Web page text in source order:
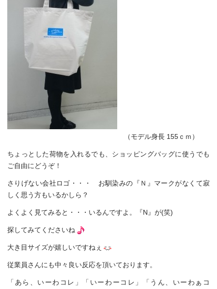
（モデル身長 155ｃｍ）
ちょっとした荷物を入れるでも、ショッピングバッグに使うでも
ご自由にどうぞ！
さりげない会社ロゴ・・・ お馴染みの『Ｎ』マークがなくて寂
しく思う方もいるかしら？
よくよく見てみると・・・いるんですよ。『N』が(笑)
探してみてくださいね
大き目サイズが嬉しいですねぇ
従業員さんにも中々良い反応を頂いております。
「あら、いーわコレ」「いーわーコレ」「うん、いーわぁコ